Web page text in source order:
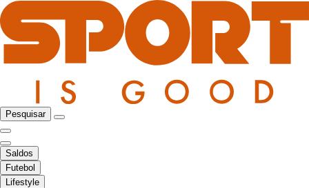
Pesquisar
Saldos
Futebol
Lifestyle